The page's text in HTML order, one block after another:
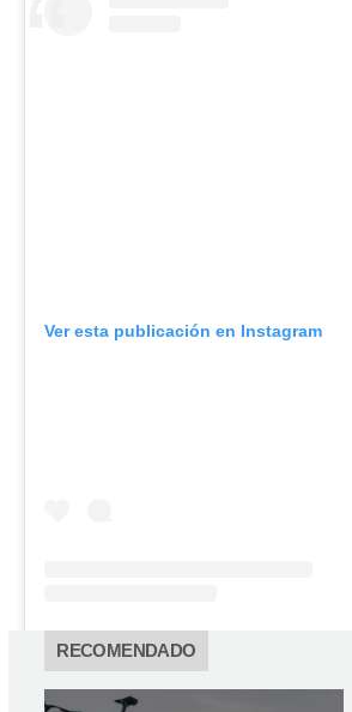
Ver esta publicación en Instagram
RECOMENDADO